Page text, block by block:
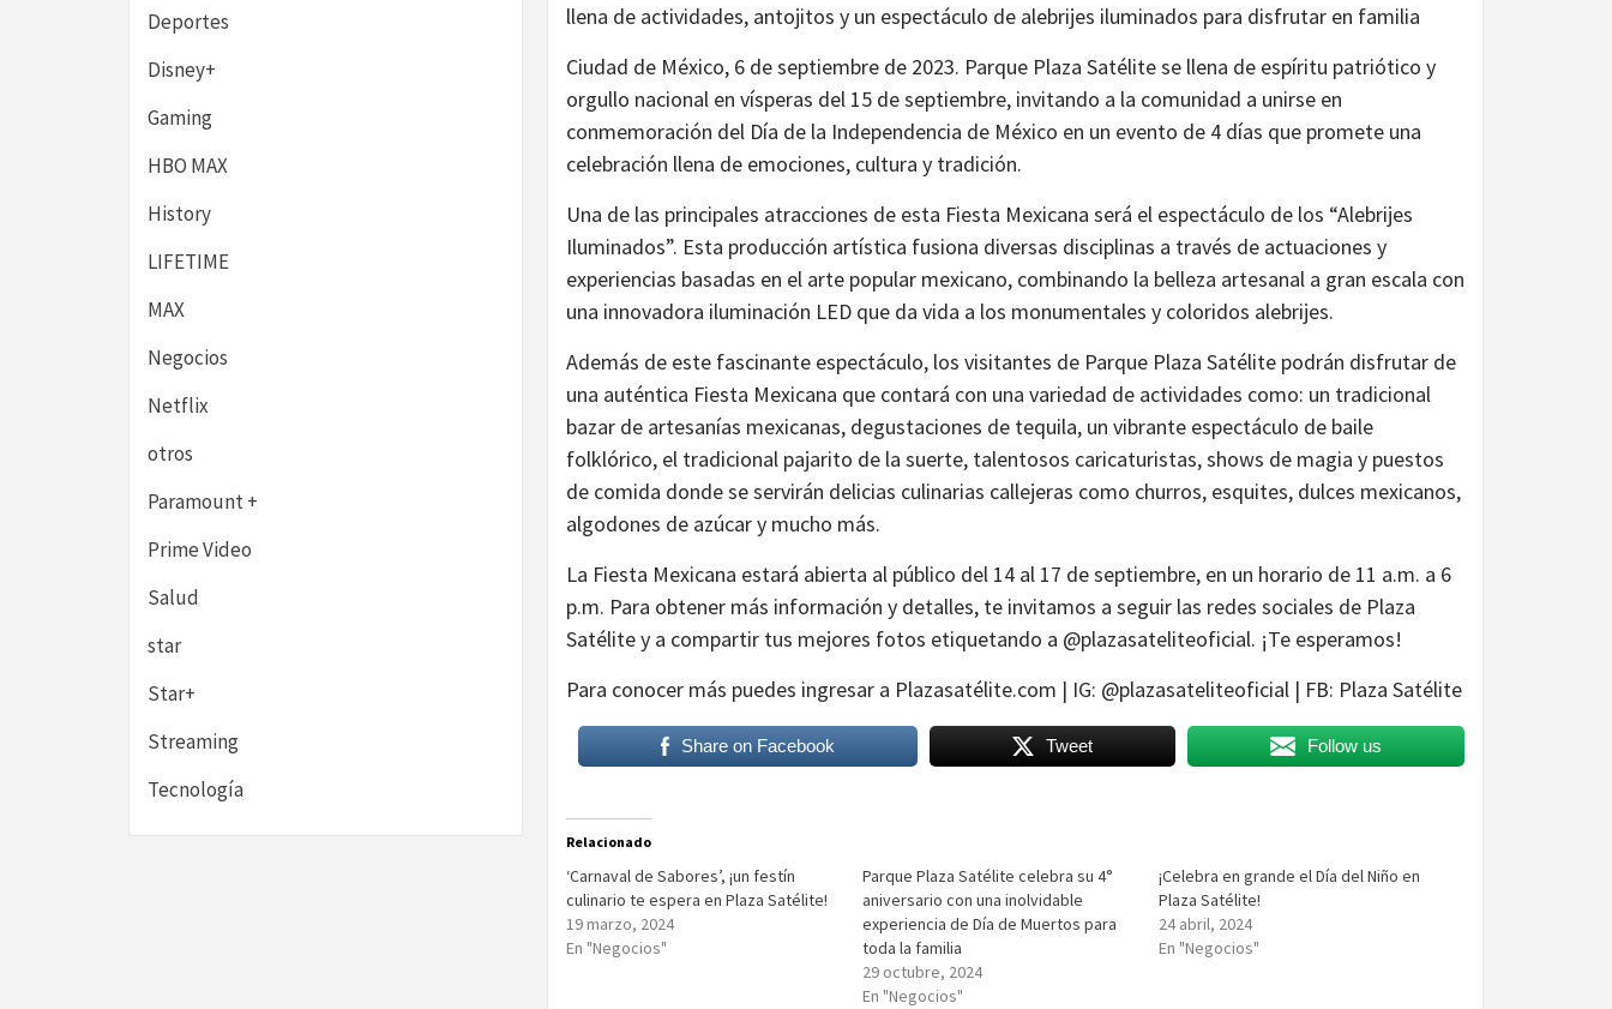
llena de actividades, antojitos y un espectáculo de alebrijes iluminados para disfrutar en familia
Ciudad de México, 6 de septiembre de 2023. Parque Plaza Satélite se llena de espíritu patriótico y
orgullo nacional en vísperas del 15 de septiembre, invitando a la comunidad a unirse en
conmemoración del Día de la Independencia de México en un evento de 4 días que promete una
celebración llena de emociones, cultura y tradición.
Una de las principales atracciones de esta Fiesta Mexicana será el espectáculo de los “Alebrijes
Iluminados”. Esta producción artística fusiona diversas disciplinas a través de actuaciones y
experiencias basadas en el arte popular mexicano, combinando la belleza artesanal a gran escala con
una innovadora iluminación LED que da vida a los monumentales y coloridos alebrijes.
Además de este fascinante espectáculo, los visitantes de Parque Plaza Satélite podrán disfrutar de
una auténtica Fiesta Mexicana que contará con una variedad de actividades como: un tradicional
bazar de artesanías mexicanas, degustaciones de tequila, un vibrante espectáculo de baile
folklórico, el tradicional pajarito de la suerte, talentosos caricaturistas, shows de magia y puestos
de comida donde se servirán delicias culinarias callejeras como churros, esquites, dulces mexicanos,
algodones de azúcar y mucho más.
La Fiesta Mexicana estará abierta al público del 14 al 17 de septiembre, en un horario de 11 a.m. a 6
p.m. Para obtener más información y detalles, te invitamos a seguir las redes sociales de Plaza
Satélite y a compartir tus mejores fotos etiquetando a @plazasateliteoficial. ¡Te esperamos!
Para conocer más puedes ingresar a Plazasatélite.com | IG: @plazasateliteoficial | FB: Plaza Satélite
Share on Facebook Tweet Follow us
Relacionado
‘Carnaval de Sabores’, ¡un festín
culinario te espera en Plaza Satélite!
19 marzo, 2024
En "Negocios"
Parque Plaza Satélite celebra su 4°
aniversario con una inolvidable
experiencia de Día de Muertos para
toda la familia
29 octubre, 2024
En "Negocios"
¡Celebra en grande el Día del Niño en
Plaza Satélite!
24 abril, 2024
En "Negocios"
Deportes
Disney+
Gaming
HBO MAX
History
LIFETIME
MAX
Negocios
Netflix
otros
Paramount +
Prime Video
Salud
star
Star+
Streaming
Tecnología